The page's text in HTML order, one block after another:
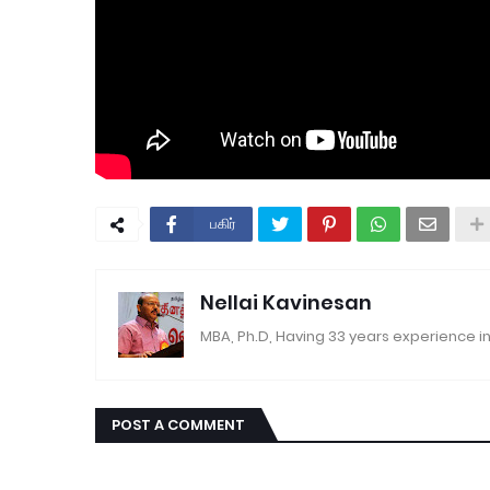
பகிர்
Nellai Kavinesan
MBA, Ph.D, Having 33 years
POST A COMMENT